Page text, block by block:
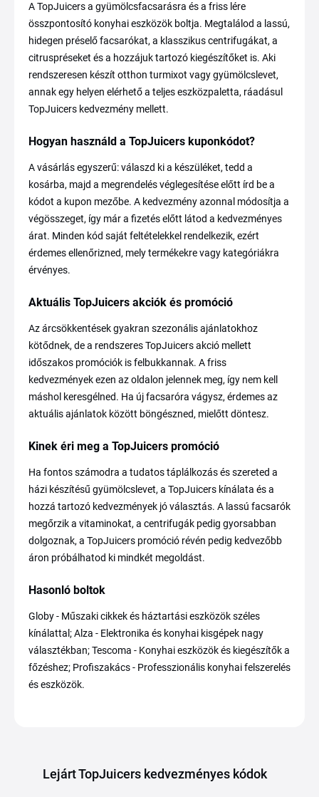
A TopJuicers a gyümölcsfacsarásra és a friss lére
összpontosító konyhai eszközök boltja. Megtalálod a lassú,
hidegen préselő facsarókat, a klasszikus centrifugákat, a
citruspréseket és a hozzájuk tartozó kiegészítőket is. Aki
rendszeresen készít otthon turmixot vagy gyümölcslevet,
annak egy helyen elérhető a teljes eszközpaletta, ráadásul
TopJuicers kedvezmény mellett.
Hogyan használd a TopJuicers kuponkódot?
A vásárlás egyszerű: válaszd ki a készüléket, tedd a
kosárba, majd a megrendelés véglegesítése előtt írd be a
kódot a kupon mezőbe. A kedvezmény azonnal módosítja a
végösszeget, így már a fizetés előtt látod a kedvezményes
árat. Minden kód saját feltételekkel rendelkezik, ezért
érdemes ellenőrizned, mely termékekre vagy kategóriákra
érvényes.
Aktuális TopJuicers akciók és promóció
Az árcsökkentések gyakran szezonális ajánlatokhoz
kötődnek, de a rendszeres TopJuicers akció mellett
időszakos promóciók is felbukkannak. A friss
kedvezmények ezen az oldalon jelennek meg, így nem kell
máshol keresgélned. Ha új facsaróra vágysz, érdemes az
aktuális ajánlatok között böngészned, mielőtt döntesz.
Kinek éri meg a TopJuicers promóció
Ha fontos számodra a tudatos táplálkozás és szereted a
házi készítésű gyümölcslevet, a TopJuicers kínálata és a
hozzá tartozó kedvezmények jó választás. A lassú facsarók
megőrzik a vitaminokat, a centrifugák pedig gyorsabban
dolgoznak, a TopJuicers promóció révén pedig kedvezőbb
áron próbálhatod ki mindkét megoldást.
Hasonló boltok
Globy - Műszaki cikkek és háztartási eszközök széles
kínálattal; Alza - Elektronika és konyhai kisgépek nagy
választékban; Tescoma - Konyhai eszközök és kiegészítők a
főzéshez; Profiszakács - Professzionális konyhai felszerelés
és eszközök.
Lejárt TopJuicers kedvezményes kódok